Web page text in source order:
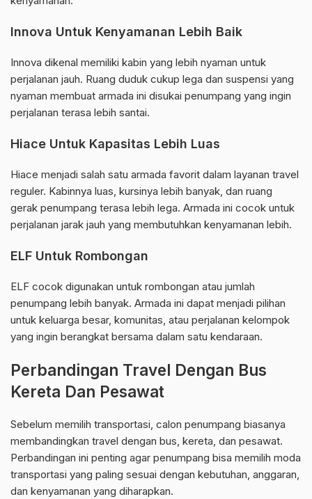
Innova Untuk Kenyamanan Lebih Baik
Innova dikenal memiliki kabin yang lebih nyaman untuk
perjalanan jauh. Ruang duduk cukup lega dan suspensi yang
nyaman membuat armada ini disukai penumpang yang ingin
perjalanan terasa lebih santai.
Hiace Untuk Kapasitas Lebih Luas
Hiace menjadi salah satu armada favorit dalam layanan travel
reguler. Kabinnya luas, kursinya lebih banyak, dan ruang
gerak penumpang terasa lebih lega. Armada ini cocok untuk
perjalanan jarak jauh yang membutuhkan kenyamanan lebih.
ELF Untuk Rombongan
ELF cocok digunakan untuk rombongan atau jumlah
penumpang lebih banyak. Armada ini dapat menjadi pilihan
untuk keluarga besar, komunitas, atau perjalanan kelompok
yang ingin berangkat bersama dalam satu kendaraan.
Perbandingan Travel Dengan Bus
Kereta Dan Pesawat
Sebelum memilih transportasi, calon penumpang biasanya
membandingkan travel dengan bus, kereta, dan pesawat.
Perbandingan ini penting agar penumpang bisa memilih moda
transportasi yang paling sesuai dengan kebutuhan, anggaran,
dan kenyamanan yang diharapkan.